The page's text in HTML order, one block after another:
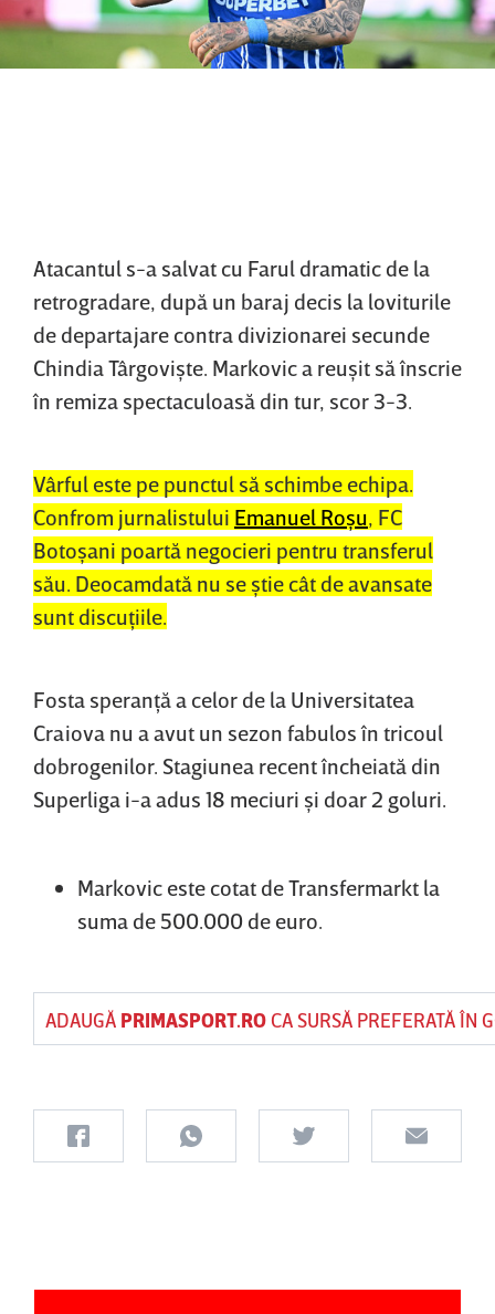
Atacantul s-a salvat cu Farul dramatic de la
retrogradare, după un baraj decis la loviturile
de departajare contra divizionarei secunde
Chindia Târgovişte. Markovic a reuşit să înscrie
în remiza spectaculoasă din tur, scor 3-3.
Vârful este pe punctul să schimbe echipa.
Confrom jurnalistului Emanuel Roşu , FC
Botoşani poartă negocieri pentru transferul
său. Deocamdată nu se ştie cât de avansate
sunt discuţiile.
Fosta speranţă a celor de la Universitatea
Craiova nu a avut un sezon fabulos în tricoul
dobrogenilor. Stagiunea recent încheiată din
Superliga i-a adus 18 meciuri şi doar 2 goluri.
Markovic este cotat de Transfermarkt la
suma de 500.000 de euro.
ADAUGĂ PRIMASPORT.ROCA SURSĂ PREFERATĂ ÎN